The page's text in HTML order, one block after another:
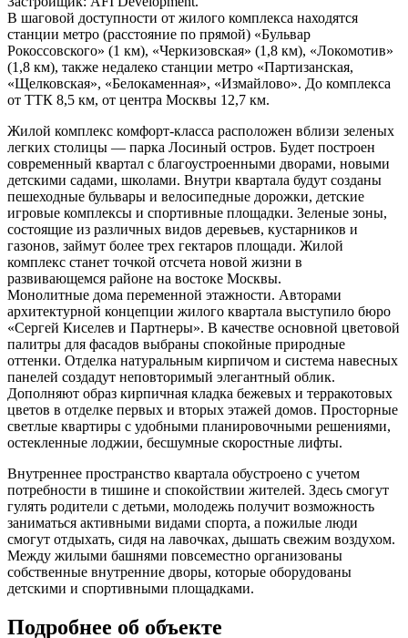
В шаговой доступности от жилого комплекса находятся
станции метро (расстояние по прямой) «Бульвар
Рокоссовского» (1 км), «Черкизовская» (1,8 км), «Локомотив»
(1,8 км), также недалеко станции метро «Партизанская,
«Щелковская», «Белокаменная», «Измайлово». До комплекса
от ТТК 8,5 км, от центра Москвы 12,7 км.
Жилой комплекс комфорт-класса расположен вблизи зеленых
легких столицы — парка Лосиный остров. Будет построен
современный квартал с благоустроенными дворами, новыми
детскими садами, школами. Внутри квартала будут созданы
пешеходные бульвары и велосипедные дорожки, детские
игровые комплексы и спортивные площадки. Зеленые зоны,
состоящие из различных видов деревьев, кустарников и
газонов, займут более трех гектаров площади. Жилой
комплекс станет точкой отсчета новой жизни в
развивающемся районе на востоке Москвы.
Монолитные дома переменной этажности. Авторами
архитектурной концепции жилого квартала выступило бюро
«Сергей Киселев и Партнеры». В качестве основной цветовой
палитры для фасадов выбраны спокойные природные
оттенки. Отделка натуральным кирпичом и система навесных
панелей создадут неповторимый элегантный облик.
Дополняют образ кирпичная кладка бежевых и терракотовых
цветов в отделке первых и вторых этажей домов. Просторные
светлые квартиры с удобными планировочными решениями,
остекленные лоджии, бесшумные скоростные лифты.
Внутреннее пространство квартала обустроено с учетом
потребности в тишине и спокойствии жителей. Здесь смогут
гулять родители с детьми, молодежь получит возможность
заниматься активными видами спорта, а пожилые люди
смогут отдыхать, сидя на лавочках, дышать свежим воздухом.
Между жилыми башнями повсеместно организованы
собственные внутренние дворы, которые оборудованы
детскими и спортивными площадками.
Подробнее об объекте